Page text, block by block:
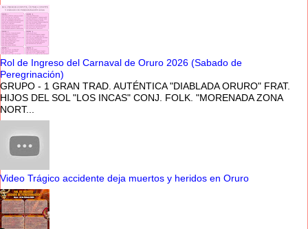
Rol de Ingreso del Carnaval de Oruro 2026 (Sabado de
Peregrinación)
GRUPO - 1 GRAN TRAD. AUTÉNTICA "DIABLADA ORURO" FRAT.
HIJOS DEL SOL "LOS INCAS" CONJ. FOLK. "MORENADA ZONA
NORT...
Video Trágico accidente deja muertos y heridos en Oruro